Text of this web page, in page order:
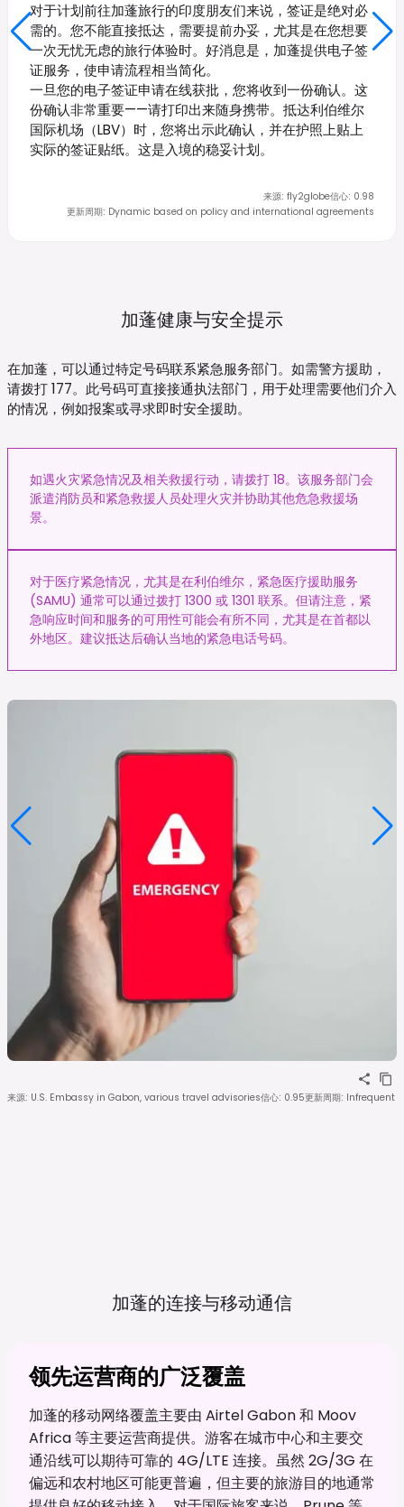
对于计划前往加蓬旅行的印度朋友们来说，签证是绝对必
需的。您不能直接抵达，需要提前办妥，尤其是在您想要
一次无忧无虑的旅行体验时。好消息是，加蓬提供电子签
证服务，使申请流程相当简化。
一旦您的电子签证申请在线获批，您将收到一份确认。这
份确认非常重要——请打印出来随身携带。抵达利伯维尔
国际机场（LBV）时，您将出示此确认，并在护照上贴上
实际的签证贴纸。这是入境的稳妥计划。
来源: fly2globe信心: 0.98
更新周期: Dynamic based on policy and international agreements
加蓬健康与安全提示
在加蓬，可以通过特定号码联系紧急服务部门。如需警方援助，
请拨打 177。此号码可直接接通执法部门，用于处理需要他们介入
的情况，例如报案或寻求即时安全援助。
如遇火灾紧急情况及相关救援行动，请拨打 18。该服务部门会
派遣消防员和紧急救援人员处理火灾并协助其他危急救援场
景。
对于医疗紧急情况，尤其是在利伯维尔，紧急医疗援助服务
(SAMU) 通常可以通过拨打 1300 或 1301 联系。但请注意，紧
急响应时间和服务的可用性可能会有所不同，尤其是在首都以
外地区。建议抵达后确认当地的紧急电话号码。
来源: U.S. Embassy in Gabon, various travel advisories信心: 0.95更新周期: Infrequent
加蓬的连接与移动通信
领先运营商的广泛覆盖
加蓬的移动网络覆盖主要由 Airtel Gabon 和 Moov
Africa 等主要运营商提供。游客在城市中心和主要交
通沿线可以期待可靠的 4G/LTE 连接。虽然 2G/3G 在
偏远和农村地区可能更普遍，但主要的旅游目的地通常